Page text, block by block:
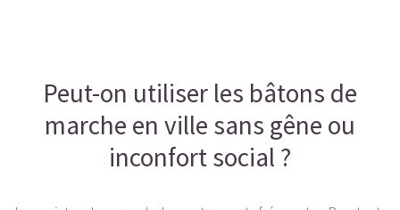
Peut-on utiliser les bâtons de
marche en ville sans gêne ou
inconfort social ?